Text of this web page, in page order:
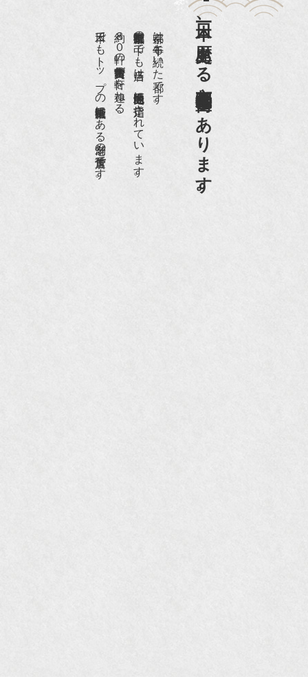
『樋口可南子の古寺散歩』（5月17日発行）
NHK「趣味Do楽」とよた真帆さんご来店！【動
NHK『美の壺』（4月24日放送）
『和楽』10月号
『Hanako 京都案内』
『FIGARO japon』12月号
日本一、歴史ある
京都祇園骨董街にあります。
京都は千年も続いた都です。
京都祇園骨董街の中でも当店は、歴史的保全地区に指定されています。
約８０軒の古美術骨董商が軒を連ねる、
日本でもトップの祇園骨董街にある老舗の骨董店です。